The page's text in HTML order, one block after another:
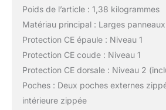
Poids de l’article : 1,38 kilogrammes
Matériau principal : Larges
Protection CE épaule : Niveau 1
Protection CE coude : Niveau 1
Protection CE dorsale : Niveau 2
Poches : Deux poches externes
intérieure zippée